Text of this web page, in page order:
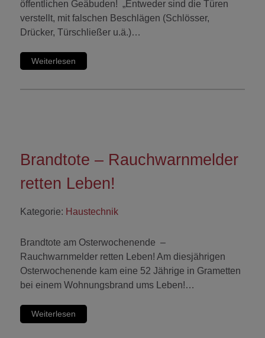
öffentlichen Geäbuden! „Entweder sind die Türen
verstellt, mit falschen Beschlägen (Schlösser,
Drücker, Türschließer u.ä.)…
Weiterlesen
Brandtote – Rauchwarnmelder
retten Leben!
Kategorie: Haustechnik
Brandtote am Osterwochenende –
Rauchwarnmelder retten Leben! Am diesjährigen
Osterwochenende kam eine 52 Jährige in Grametten
bei einem Wohnungsbrand ums Leben!…
Weiterlesen